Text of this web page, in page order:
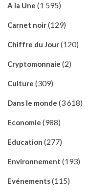
A la Une (1 595)
Carnet noir(129)
Chiffre du Jour(120)
Cryptomonnaie (2)
Culture (309)
Dans le monde (3 618)
Economie (988)
Education (277)
Environnement (193)
Evénements(115)